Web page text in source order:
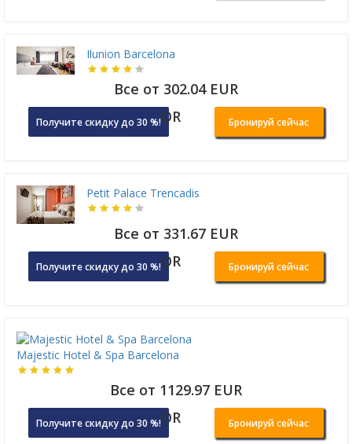
Ilunion Barcelona
Все от 302.04 EUR
Получите скидку до 30 %!OR Бронируй сейчас
Petit Palace Trencadis
Все от 331.67 EUR
Получите скидку до 30 %!OR Бронируй сейчас
Majestic Hotel & Spa Barcelona
Все от 1129.97 EUR
Получите скидку до 30 %!OR Бронируй сейчас